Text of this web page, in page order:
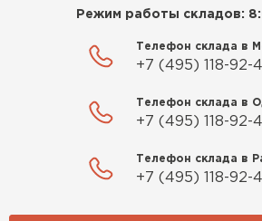
Режим работы складов:
Телефон склада в
+7 (495) 118-92-
Телефон склада в
+7 (495) 118-92-
Телефон склада в
+7 (495) 118-92-